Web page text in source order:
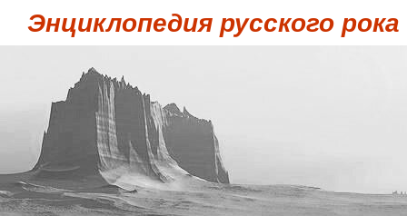
Энциклопедия русского рока